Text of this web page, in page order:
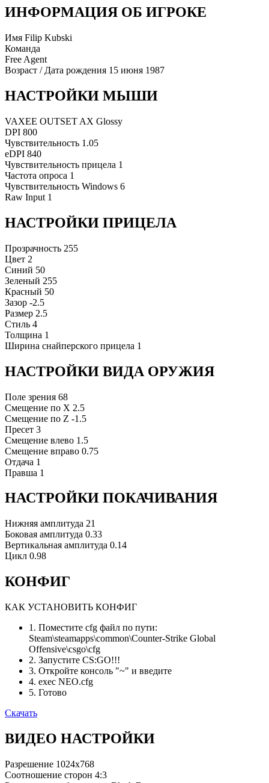
ИНФОРМАЦИЯ ОБ ИГРОКЕ
Имя Filip Kubski
Команда
Free Agent
Возраст / Дата рождения 15 июня 1987
НАСТРОЙКИ МЫШИ
VAXEE OUTSET AX Glossy
DPI 800
Чувствительность 1.05
eDPI 840
Чувствительность прицела 1
Частота опроса 1
Чувствительность Windows 6
Raw Input 1
НАСТРОЙКИ ПРИЦЕЛА
Прозрачность 255
Цвет 2
Синий 50
Зеленый 255
Красный 50
Зазор -2.5
Размер 2.5
Стиль 4
Толщина 1
Ширина снайперского прицела 1
НАСТРОЙКИ ВИДА ОРУЖИЯ
Поле зрения 68
Смещение по X 2.5
Смещение по Z -1.5
Пресет 3
Смещение влево 1.5
Смещение вправо 0.75
Отдача 1
Правша 1
НАСТРОЙКИ ПОКАЧИВАНИЯ
Нижняя амплитуда 21
Боковая амплитуда 0.33
Вертикальная амплитуда 0.14
Цикл 0.98
КОНФИГ
КАК УСТАНОВИТЬ КОНФИГ
1. Поместите cfg файл по пути:
Steam\steamapps\common\Counter-Strike Global
Offensive\csgo\cfg
2. Запустите CS:GO!!!
3. Откройте консоль "~" и введите
4. exec NEO.cfg
5. Готово
Скачать
ВИДЕО НАСТРОЙКИ
Разрешение 1024x768
Соотношение сторон 4:3